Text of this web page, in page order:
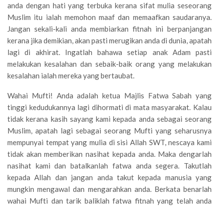
anda dengan hati yang terbuka kerana sifat mulia seseorang
Muslim itu ialah memohon maaf dan memaafkan saudaranya.
Jangan sekali-kali anda membiarkan fitnah ini berpanjangan
kerana jika demikian, akan pasti merugikan anda di dunia, apatah
lagi di akhirat. Ingatlah bahawa setiap anak Adam pasti
melakukan kesalahan dan sebaik-baik orang yang melakukan
kesalahan ialah mereka yang bertaubat.
Wahai Mufti! Anda adalah ketua Majlis Fatwa Sabah yang
tinggi kedudukannya lagi dihormati di mata masyarakat. Kalau
tidak kerana kasih sayang kami kepada anda sebagai seorang
Muslim, apatah lagi sebagai seorang Mufti yang seharusnya
mempunyai tempat yang mulia di sisi Allah SWT, nescaya kami
tidak akan memberikan nasihat kepada anda. Maka dengarlah
nasihat kami dan batalkanlah fatwa anda segera. Takutlah
kepada Allah dan jangan anda takut kepada manusia yang
mungkin mengawal dan mengarahkan anda. Berkata benarlah
wahai Mufti dan tarik baliklah fatwa fitnah yang telah anda